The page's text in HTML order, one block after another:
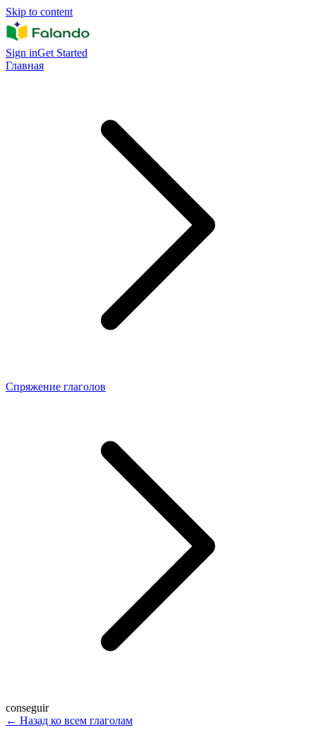
Skip to content
Sign inGet Started
Главная
Спряжение глаголов
conseguir
← Назад ко всем глаголам